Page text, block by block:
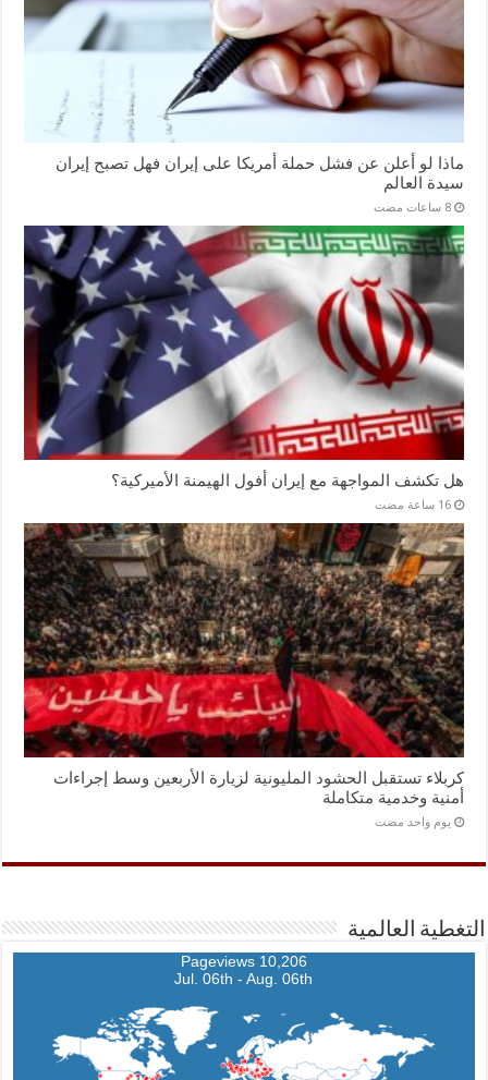
ماذا لو أعلن عن فشل حملة أمريكا على إيران فهل تصبح إيران
سيدة العالم
‏8 ساعات مضت
هل تكشف المواجهة مع إيران أفول الهيمنة الأميركية؟
‏16 ساعة مضت
كربلاء تستقبل الحشود المليونية لزيارة الأربعين وسط إجراءات
أمنية وخدمية متكاملة
‏يوم واحد مضت
التغطية العالمية
10,206 Pageviews
Jul. 06th - Aug. 06th